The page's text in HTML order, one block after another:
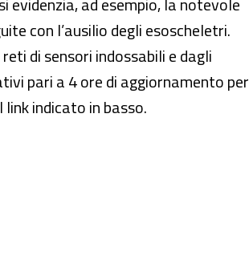
con l’ausilio degli esoscheletri.
di sensori indossabili e dagli
pari a 4 ore di aggiornamento per
indicato in basso.